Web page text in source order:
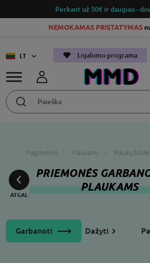
Perkant už 50€ ir daugiau -
NEMOKAMAS PRISTATYMAS
Lojalumo programa
LT
Pagrindinis Plaukams Plaukų būklė
PRIEMONĖS
PLAUKAMS
Garbanoti Dažyti